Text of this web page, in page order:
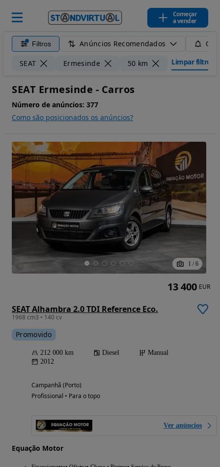
Começar
a vender
Filtros Anúncios Recomendados
SEAT Ermesinde 50 km Limpar filtros
SEAT Ermesinde - Carros
Número de anúncios: 377
Como são posicionados os anúncios?
1 / 6
SEAT Alhambra 2.0 TDI Reference Eco.
1968 cm3 • 140 cv
Promovido
212 000 km Diesel
Manual
2012
Campanhã (Porto)
Profissional • Para o topo
Ver anúncios
Equação Motor
13 400 EUR